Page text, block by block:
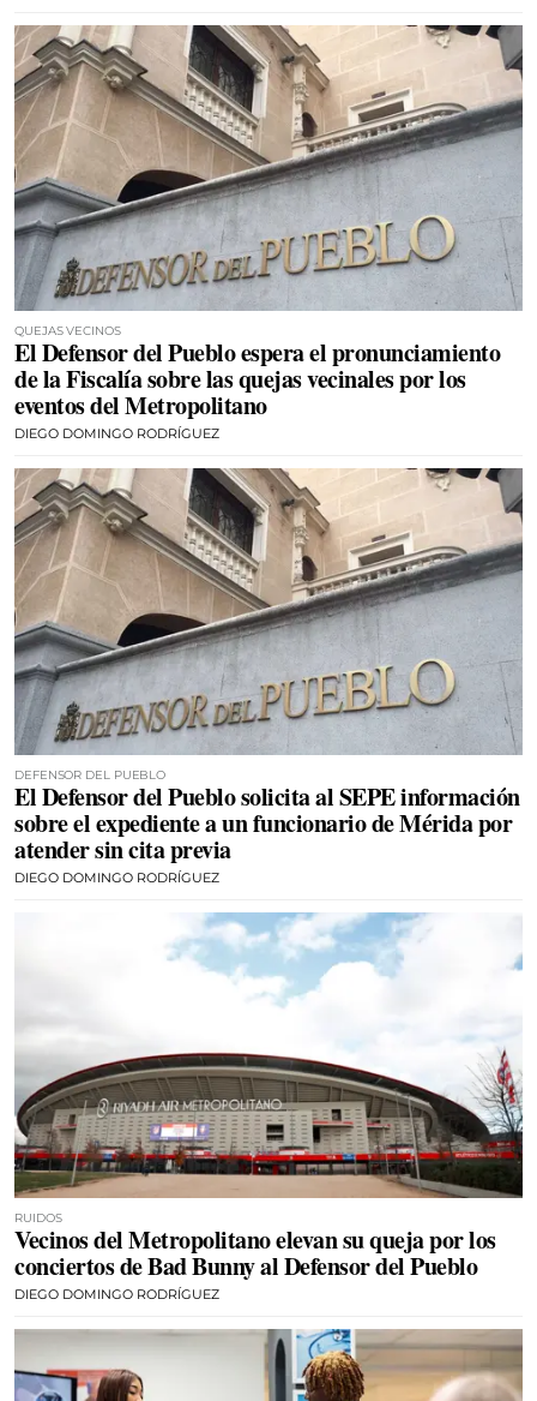
QUEJAS VECINOS
El Defensor del Pueblo espera el pronunciamiento
de la Fiscalía sobre las quejas vecinales por los
eventos del Metropolitano
DIEGO DOMINGO RODRÍGUEZ
DEFENSOR DEL PUEBLO
El Defensor del Pueblo solicita al SEPE información
sobre el expediente a un funcionario de Mérida por
atender sin cita previa
DIEGO DOMINGO RODRÍGUEZ
RUIDOS
Vecinos del Metropolitano elevan su queja por los
conciertos de Bad Bunny al Defensor del Pueblo
DIEGO DOMINGO RODRÍGUEZ